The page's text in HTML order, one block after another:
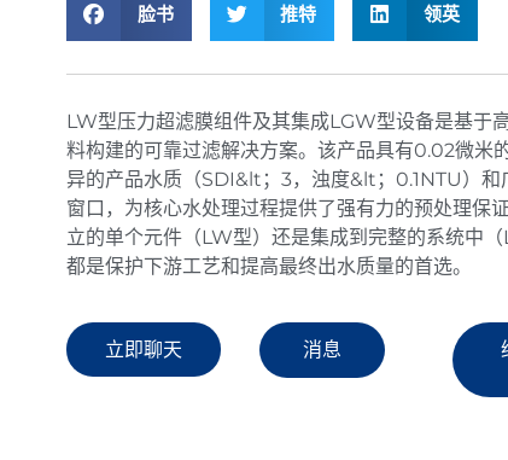
脸书 推特 领英
LW型压力超滤膜组件及其集成LGW型设备是基于
料构建的可靠过滤解决方案。该产品具有0.02微米
异的产品水质（SDI&lt；3，浊度&lt；0.1NTU）和
窗口，为核心水处理过程提供了强有力的预处理保
立的单个元件（LW型）还是集成到完整的系统中
都是保护下游工艺和提高最终出水质量的首选。
立即聊天 消息